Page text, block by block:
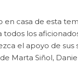
en casa de esta
los
el apoyo de
Marta Siñol,